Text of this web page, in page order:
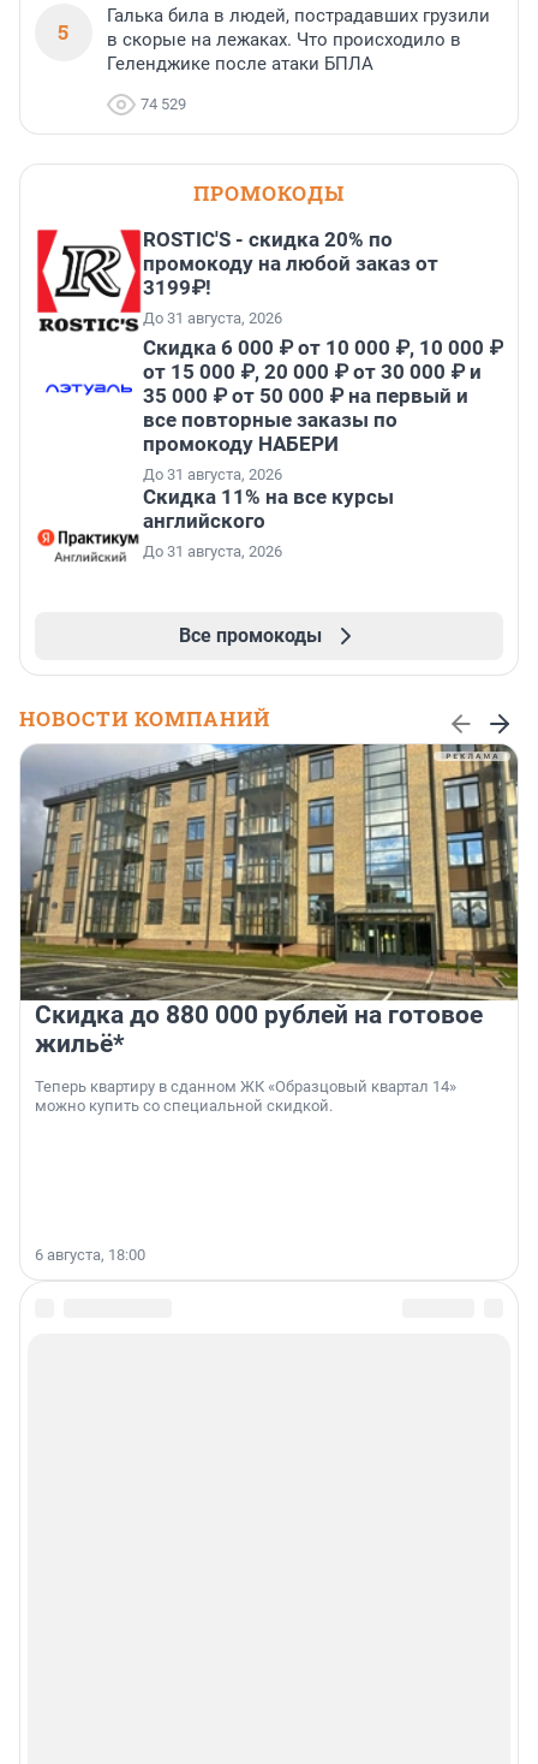
5
Галька била в людей, пострадавших грузили
в скорые на лежаках. Что происходило в
Геленджике после атаки БПЛА
74 529
ПРОМОКОДЫ
ROSTIC'S - скидка 20% по
промокоду на любой заказ от
3199₽!
До 31 августа, 2026
Скидка 6 000 ₽ от 10 000 ₽, 10 000 ₽
от 15 000 ₽, 20 000 ₽ от 30 000 ₽ и
35 000 ₽ от 50 000 ₽ на первый и
все повторные заказы по
промокоду НАБЕРИ
До 31 августа, 2026
Скидка 11% на все курсы
английского
До 31 августа, 2026
Все промокоды
НОВОСТИ КОМПАНИЙ
Скидка до 880 000 рублей на готовое
жильё*
Теперь квартиру в сданном ЖК «Образцовый квартал 14»
можно купить со специальной скидкой.
6 августа, 18:00